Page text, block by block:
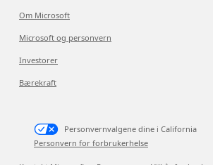
Om Microsoft
Microsoft og personvern
Investorer
Bærekraft
Personvernvalgene dine i California
Personvern for forbrukerhelse